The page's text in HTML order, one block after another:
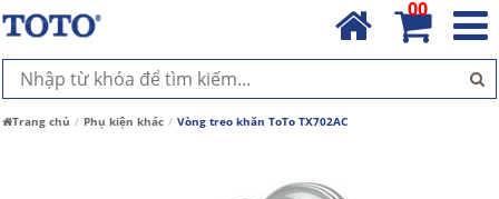
00
Trang chủ Phụ kiện khác Vòng treo khăn ToTo TX702AC